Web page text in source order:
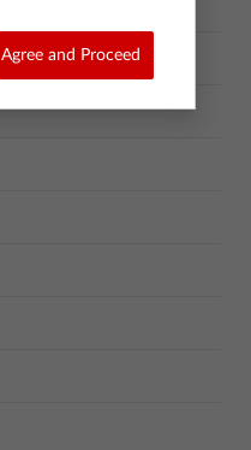
Agree and Proceed